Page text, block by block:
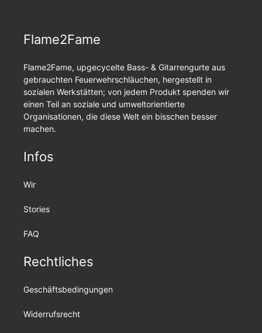
Flame2Fame
Flame2Fame, upgecycelte Bass- & Gitarrengurte aus
gebrauchten Feuerwehrschläuchen, hergestellt in
sozialen Werkstätten; von jedem Produkt spenden wir
einen Teil an soziale und umweltorientierte
Organisationen, die diese Welt ein bisschen besser
machen.
Infos
Wir
Stories
FAQ
Rechtliches
Geschäftsbedingungen
Widerrufsrecht